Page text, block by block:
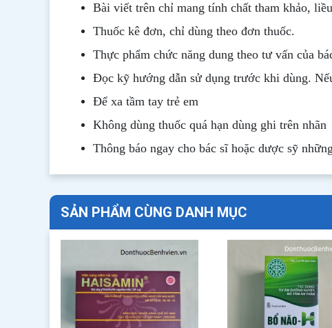
Bài viết trên chỉ mang tính chất tham khảo,
Thuốc kê đơn, chỉ dùng theo đơn thuốc.
Thực phẩm chức năng dung theo tư vấn của
Đọc kỹ hướng dẫn sử dụng trước khi dùng.
Để xa tầm tay trẻ em
Không dùng thuốc quá hạn dùng ghi trên nhãn
Thông báo ngay cho bác sĩ hoặc dược sỹ
SẢN PHẨM CÙNG DANH MỤC